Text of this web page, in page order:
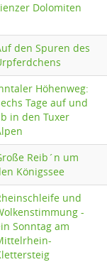
Dolomiten
den Spuren des
Höhenweg:
Tage auf und
in den Tuxer
Reib´n um
Königssee
und
-
Sonntag am